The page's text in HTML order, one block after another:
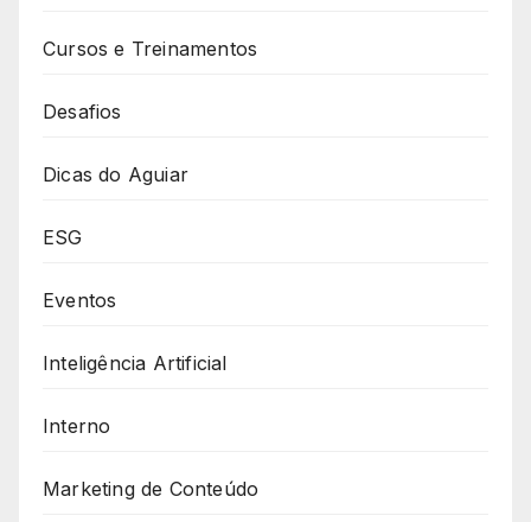
Cursos e Treinamentos
Desafios
Dicas do Aguiar
ESG
Eventos
Inteligência Artificial
Interno
Marketing de Conteúdo